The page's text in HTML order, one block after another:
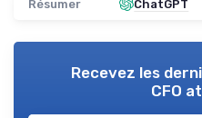
Résumer ChatGPT
Recevez les
CFO